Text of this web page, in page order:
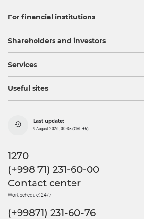
For financial institutions
Shareholders and investors
Services
Useful sites
Last update:
9 August 2026, 00:35 (GMT+5)
1270
(+998 71) 231-60-00
Contact center
Work schedule: 24/7
(+99871) 231-60-76